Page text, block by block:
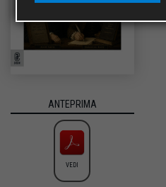
ANTEPRIMA
VEDI